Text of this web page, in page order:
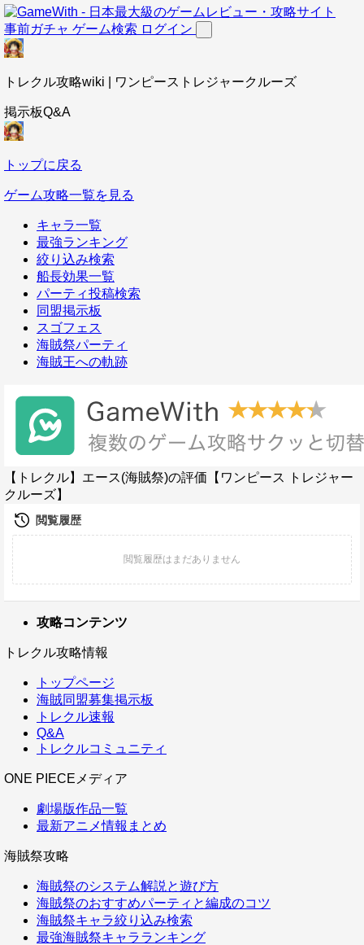
事前ガチャ ゲーム検索 ログイン
トレクル攻略wiki | ワンピーストレジャークルーズ
掲示板Q&A
トップに戻る
ゲーム攻略一覧を見る
キャラ一覧
最強ランキング
絞り込み検索
船長効果一覧
パーティ投稿検索
同盟掲示板
スゴフェス
海賊祭パーティ
海賊王への軌跡
【トレクル】エース(海賊祭)の評価【ワンピース トレジャー
クルーズ】
攻略コンテンツ
トレクル攻略情報
トップページ
海賊同盟募集掲示板
トレクル速報
Q&A
トレクルコミュニティ
ONE PIECEメディア
劇場版作品一覧
最新アニメ情報まとめ
海賊祭攻略
海賊祭のシステム解説と遊び方
海賊祭のおすすめパーティと編成のコツ
海賊祭キャラ絞り込み検索
最強海賊祭キャラランキング